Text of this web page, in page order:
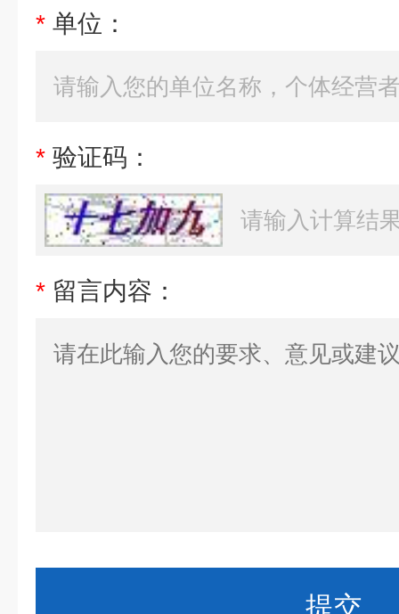
* 单位：
* 验证码：
* 留言内容：